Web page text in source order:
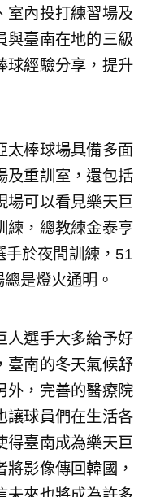
室內投打練習場及
與臺南在地的三級
球經驗分享，提升
太棒球場具備多面
及重訓室，還包括
場可以看見樂天巨
練，總教練金泰亨
手於夜間訓練，51
是燈火通明。
人選手大多給予好
臺南的冬天氣候舒
外，完善的醫療院
讓球員們在生活各
得臺南成為樂天巨
影像傳回韓國，